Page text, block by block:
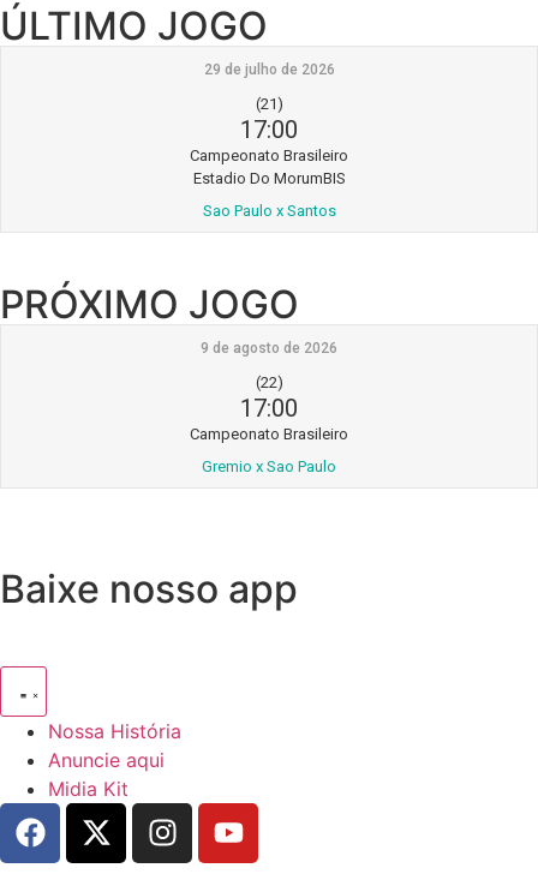
ÚLTIMO JOGO
29 de julho de 2026
(21)
17:00
Campeonato Brasileiro
Estadio Do MorumBIS
Sao Paulo x Santos
PRÓXIMO JOGO
9 de agosto de 2026
(22)
17:00
Campeonato Brasileiro
Gremio x Sao Paulo
Baixe nosso app
Nossa História
Anuncie aqui
Midia Kit